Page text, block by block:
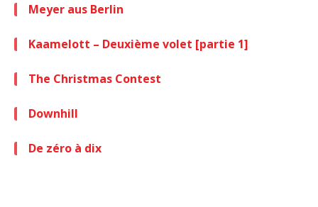
Meyer aus Berlin
Kaamelott – Deuxième volet [partie 1]
The Christmas Contest
Downhill
De zéro à dix